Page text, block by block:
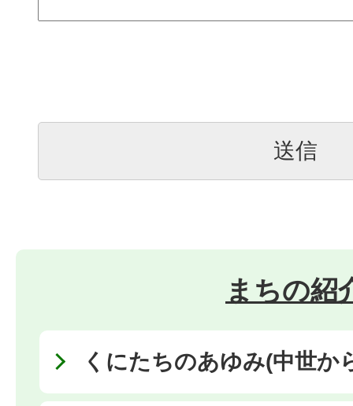
まちの紹
くにたちのあゆみ(中世か